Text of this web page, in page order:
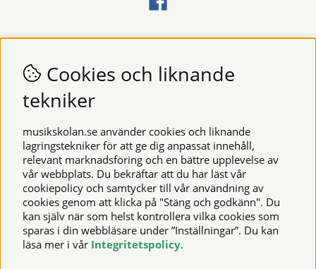
Nyhetsbrev
Vill du få nyheter och erbjudanden från oss? Fyll då i din e-
postadress i fältet nedan.
Säkra betalningar
© 2026 Musikskolan. Vi använder cookies -läs mer här
Cookies och liknande
tekniker
musikskolan.se använder cookies och liknande
lagringstekniker för att ge dig anpassat innehåll,
relevant marknadsföring och en bättre upplevelse av
vår webbplats. Du bekräftar att du har läst vår
cookiepolicy och samtycker till vår användning av
cookies genom att klicka på "Stäng och godkänn". Du
kan själv när som helst kontrollera vilka cookies som
sparas i din webbläsare under ”Inställningar”. Du kan
läsa mer i vår Integritetspolicy.